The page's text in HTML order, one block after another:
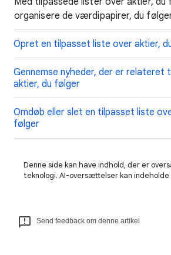
organisere de værdipapirer, du
Opret en tilpasset liste over aktier,
Gennemse nyheder, der er relateret
aktier, du følger
Omdøb eller slet en tilpasset liste
følger
Denne side kan have indhold, der er
teknologi. AI-oversættelser kan indeholde
Send feedback om denne artikel